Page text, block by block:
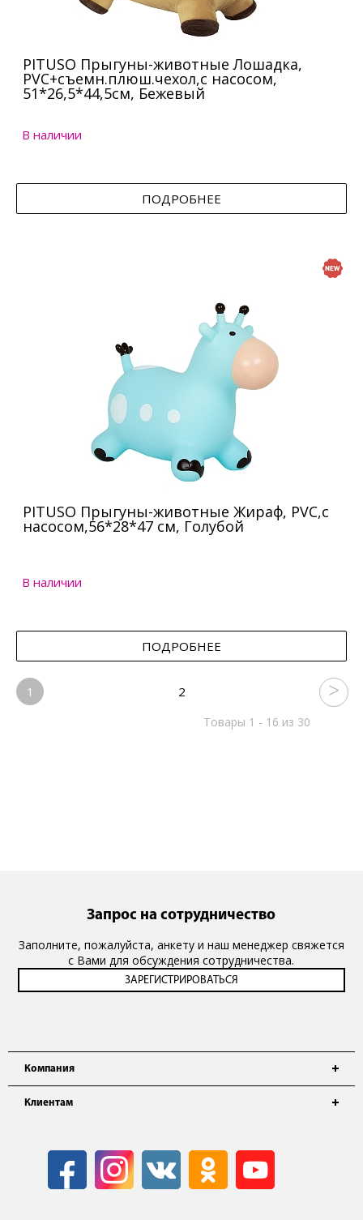
PITUSO Прыгуны-животные Лошадка,
PVC+съемн.плюш.чехол,с насосом,
51*26,5*44,5см, Бежевый
В наличии
ПОДРОБНЕЕ
PITUSO Прыгуны-животные Жираф, PVC,с
насосом,56*28*47 см, Голубой
В наличии
ПОДРОБНЕЕ
1 2
Товары 1 - 16 из 30
Компания
Клиентам
Запрос на сотрудничество
Заполните, пожалуйста, анкету и наш менеджер свяжется
с Вами для обсуждения сотрудничества.